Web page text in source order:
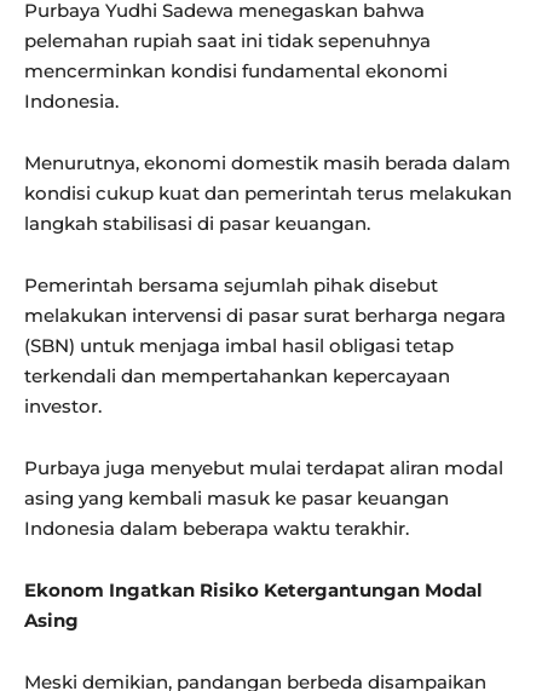
Purbaya Yudhi Sadewa menegaskan bahwa
pelemahan rupiah saat ini tidak sepenuhnya
mencerminkan kondisi fundamental ekonomi
Indonesia.
Menurutnya, ekonomi domestik masih berada dalam
kondisi cukup kuat dan pemerintah terus melakukan
langkah stabilisasi di pasar keuangan.
Pemerintah bersama sejumlah pihak disebut
melakukan intervensi di pasar surat berharga negara
(SBN) untuk menjaga imbal hasil obligasi tetap
terkendali dan mempertahankan kepercayaan
investor.
Purbaya juga menyebut mulai terdapat aliran modal
asing yang kembali masuk ke pasar keuangan
Indonesia dalam beberapa waktu terakhir.
Ekonom Ingatkan Risiko Ketergantungan Modal
Asing
Meski demikian, pandangan berbeda disampaikan